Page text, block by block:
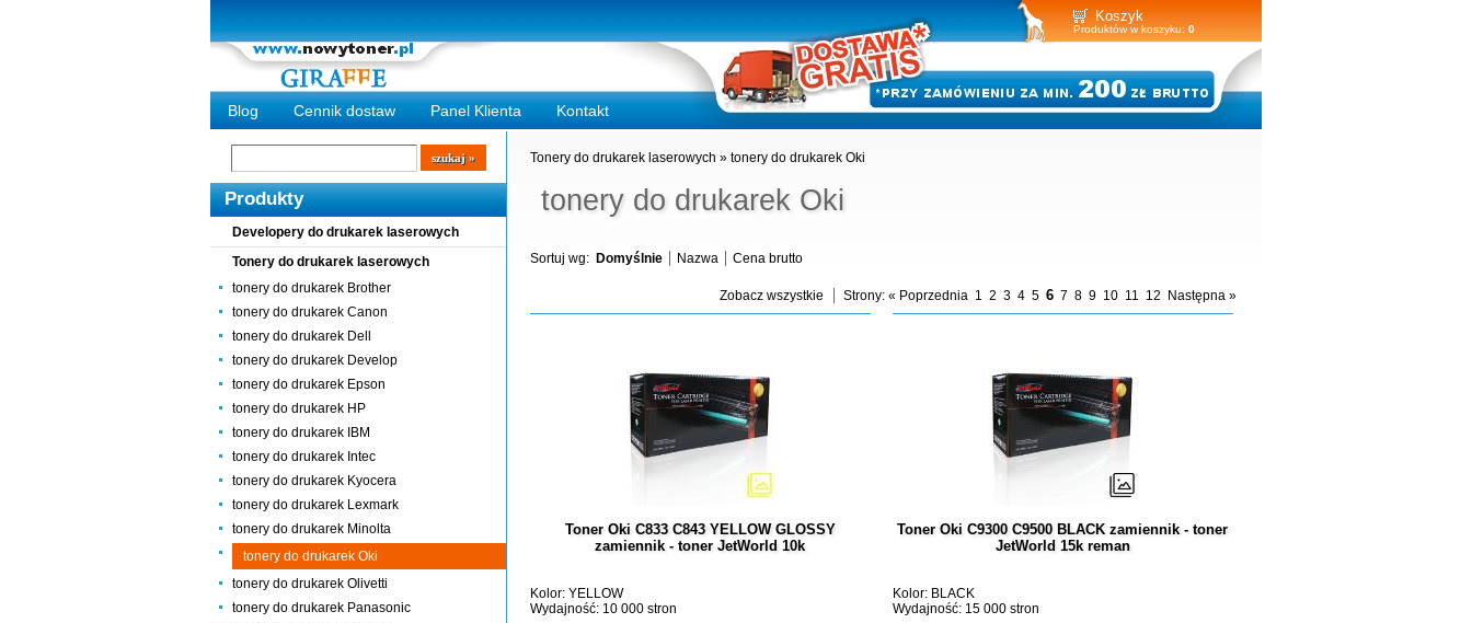
Koszyk
Produktów w koszyku: 0
Blog Cennik dostaw Panel Klienta Kontakt
Wyszukiwarka
szukaj
Produkty
Developery do drukarek laserowych
Tonery do drukarek laserowych
tonery do drukarek Brother
tonery do drukarek Canon
tonery do drukarek Dell
tonery do drukarek Develop
tonery do drukarek Epson
tonery do drukarek HP
tonery do drukarek IBM
tonery do drukarek Intec
tonery do drukarek Kyocera
tonery do drukarek Lexmark
tonery do drukarek Minolta
tonery do drukarek Oki
tonery do drukarek Olivetti
tonery do drukarek Panasonic
tonery do drukarek Oki
Tonery do drukarek laserowych » tonery do drukarek Oki
Sortuj wg: Domyślnie Nazwa Cena brutto
Zobacz wszystkie Strony: « Poprzednia 1 2 3 4 5 6 7 8 9 10 11 12 Następna »
Toner Oki C833 C843 YELLOW GLOSSY
zamiennik - toner JetWorld 10k
Kolor: YELLOW
Wydajność: 10 000 stron
Toner Oki C9300 C9500 BLACK zamiennik - toner
JetWorld 15k reman
Kolor: BLACK
Wydajność: 15 000 stron